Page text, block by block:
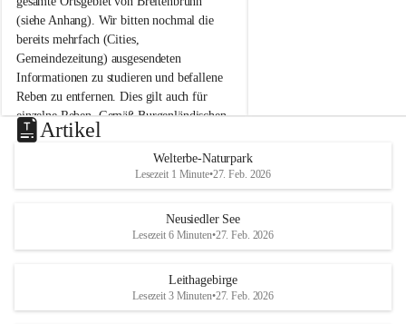
u
n
n
a
m
N
e
u
s
d
S
(siehe Anhang). Wir bitten nochmal die
bereits mehrfach (Cities,
Gemeindezeitung) ausgesendeten
Informationen zu studieren und befallene
Reben zu entfernen. Dies gilt auch für
einzelne Reben. Gemäß Burgenländischen
Weinbaugesetz sind nicht gepflegte oder
unzulässige Weingärten zu roden! Bitte
helfen wir zusammen um unsere Winzer
vor den prognostizierten Ernteausfällen
und den daraus folgenden wirtschaftlichen
Maßnahmen zur Bekämpfung
u
e
d
r
S
Artikel
Welterbe-Naturpark
Lesezeit 1 Minute•27. Feb. 2026
Neusiedler See
Lesezeit 6 Minuten•27. Feb. 2026
Leithagebirge
Lesezeit 3 Minuten•27. Feb. 2026